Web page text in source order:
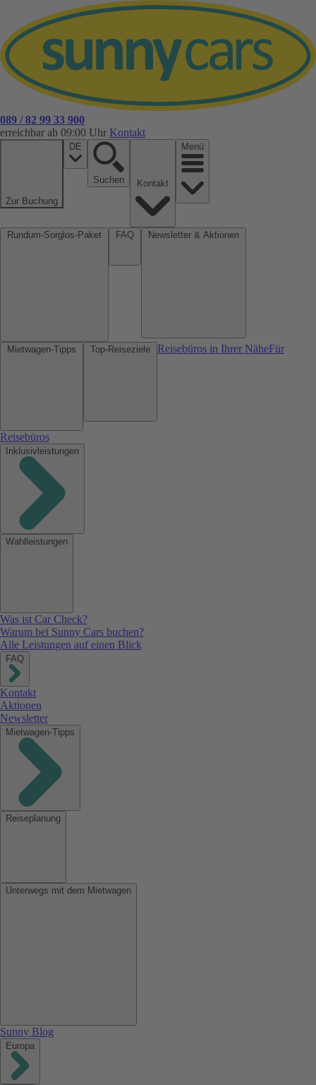
089 / 82 99 33 900
erreichbar ab 09:00 Uhr Kontakt
Zur Buchung
DE
Suchen
Menü
Reisebüros in Ihrer NäheFür
Reisebüros
Inklusivleistungen
Wahlleistungen
Was ist Car Check?
Warum bei Sunny Cars buchen?
Alle Leistungen auf einen Blick
FAQ
Kontakt
Aktionen
Newsletter
Mietwagen-Tipps
Reiseplanung
Unterwegs mit dem Mietwagen
Sunny Blog
Europa